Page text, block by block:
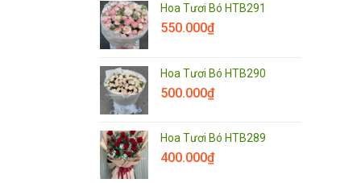
Hoa Tươi Bó HTB291
550.000₫
Hoa Tươi Bó HTB290
500.000₫
Hoa Tươi Bó HTB289
400.000₫